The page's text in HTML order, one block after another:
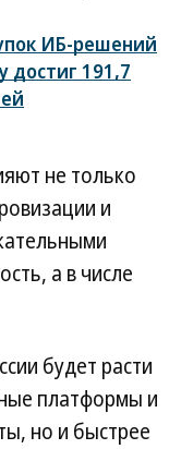
ИБ-решений
достиг 191,7
не только
и
а в числе
будет расти
платформы и
но и быстрее